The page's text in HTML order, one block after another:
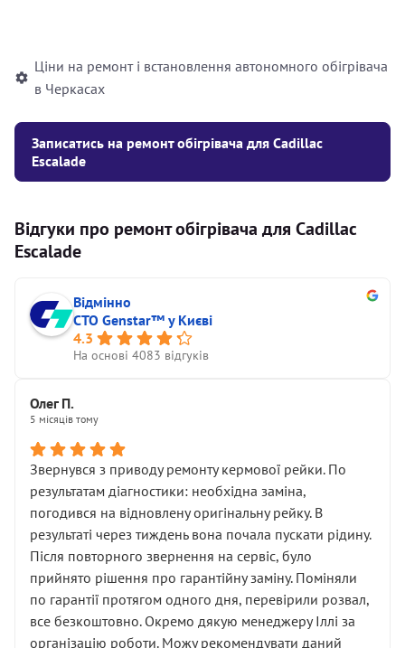
Ціни на ремонт і встановлення автономного обігрівача
в Черкасах
Записатись на ремонт обігрівача для Cadillac
Escalade
Відгуки про ремонт обігрівача для Cadillac
Escalade
Відмінно
СТО Genstar™ у Києві
4.3
На основі 4083 відгуків
Олег П.
5 місяців тому
Звернувся з приводу ремонту кермової рейки. По
результатам діагностики: необхідна заміна,
погодився на відновлену оригінальну рейку. В
результаті через тиждень вона почала пускати рідину.
Після повторного звернення на сервіс, було
прийнято рішення про гарантійну заміну. Поміняли
по гарантії протягом одного дня, перевірили розвал,
все безкоштовно. Окремо дякую менеджеру Іллі за
організацію роботи. Можу рекомендувати даний